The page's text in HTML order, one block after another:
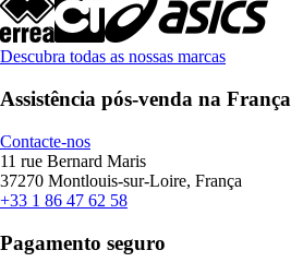
Descubra todas as nossas marcas
Assistência pós-venda na França
Contacte-nos
11 rue Bernard Maris
37270 Montlouis-sur-Loire, França
+33 1 86 47 62 58
Pagamento seguro